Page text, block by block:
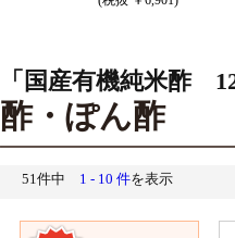
「国産有機純米酢
酢・ぽん酢
51件中 1 - 10 件を表示